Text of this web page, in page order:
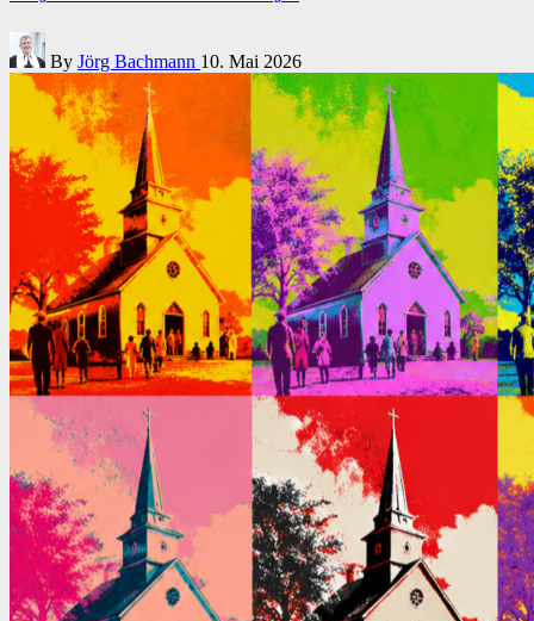
Posted
by
By Jörg Bachmann 10. Mai 2026